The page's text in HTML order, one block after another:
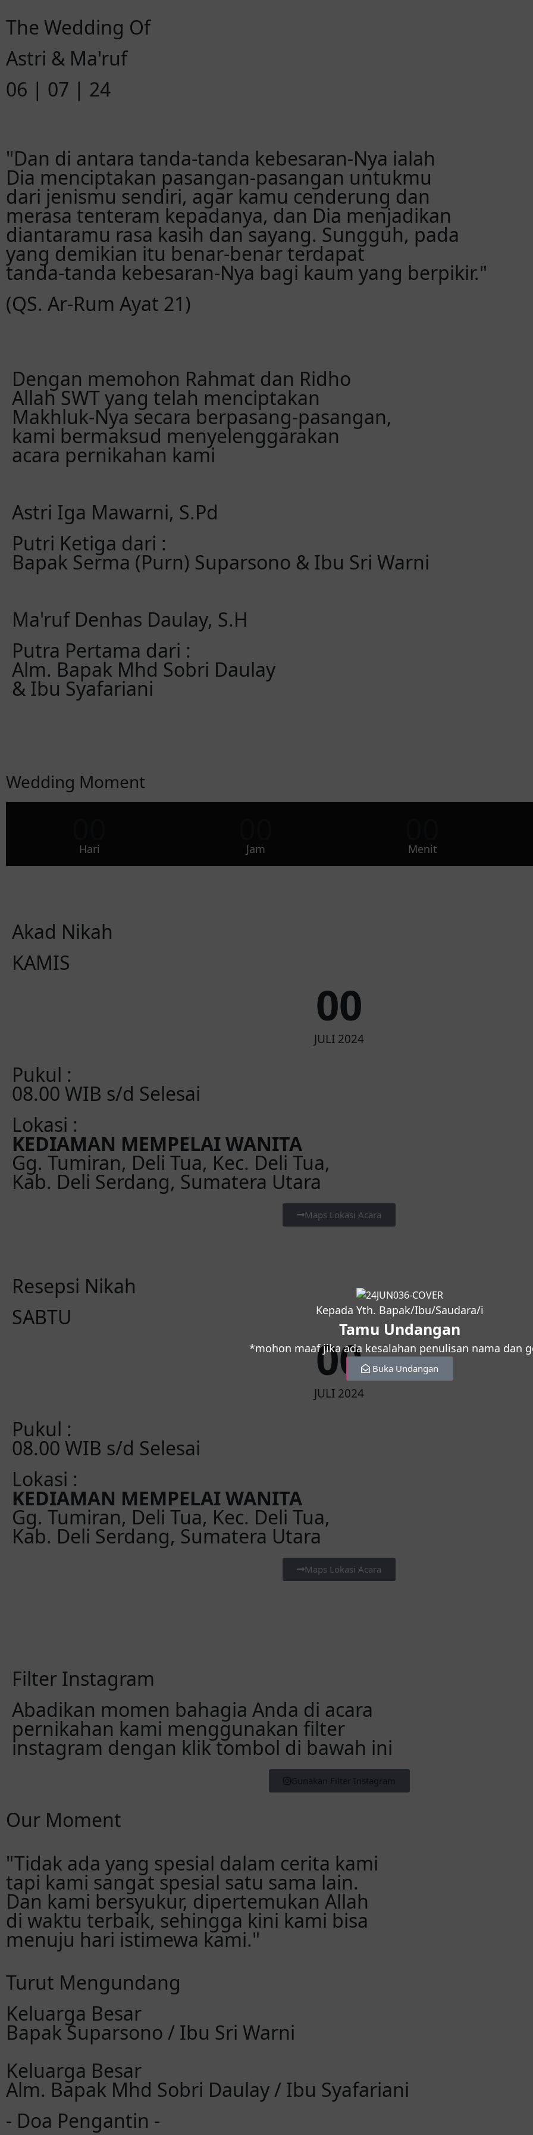
The Wedding Of
Astri & Ma'ruf
06 | 07 | 24
"Dan di antara tanda-tanda kebesaran-Nya ialah
Dia menciptakan pasangan-pasangan untukmu
dari jenismu sendiri, agar kamu cenderung dan
merasa tenteram kepadanya, dan Dia menjadikan
diantaramu rasa kasih dan sayang. Sungguh, pada
yang demikian itu benar-benar terdapat
tanda-tanda kebesaran-Nya bagi kaum yang berpikir."
(QS. Ar-Rum Ayat 21)
Dengan memohon Rahmat dan Ridho
Allah SWT yang telah menciptakan
Makhluk-Nya secara berpasang-pasangan,
kami bermaksud menyelenggarakan
acara pernikahan kami
Astri Iga Mawarni, S.Pd
Putri Ketiga dari :
Bapak Serma (Purn) Suparsono & Ibu Sri Warni
Ma'ruf Denhas Daulay, S.H
Putra Pertama dari :
Alm. Bapak Mhd Sobri Daulay
& Ibu Syafariani
Wedding Moment
Hari Jam Menit
Akad Nikah
KAMIS
JULI 2024
00
Pukul :
08.00 WIB s/d Selesai
Lokasi :
KEDIAMAN MEMPELAI WANITA
Gg. Tumiran, Deli Tua, Kec. Deli Tua,
Kab. Deli Serdang, Sumatera Utara
Maps Lokasi Acara
Resepsi Nikah
SABTU
JULI 2024
00
Pukul :
08.00 WIB s/d Selesai
Lokasi :
KEDIAMAN MEMPELAI WANITA
Gg. Tumiran, Deli Tua, Kec. Deli Tua,
Kab. Deli Serdang, Sumatera Utara
Maps Lokasi Acara
Filter Instagram
Abadikan momen bahagia Anda di acara
pernikahan kami menggunakan filter
instagram dengan klik tombol di bawah ini
Gunakan Filter Instagram
Our Moment
"Tidak ada yang spesial dalam cerita kami
tapi kami sangat spesial satu sama lain.
Dan kami bersyukur, dipertemukan Allah
di waktu terbaik, sehingga kini kami bisa
menuju hari istimewa kami."
Turut Mengundang
Keluarga Besar
Bapak Suparsono / Ibu Sri Warni
Keluarga Besar
Alm. Bapak Mhd Sobri Daulay / Ibu Syafariani
- Doa Pengantin -
Kepada Yth. Bapak/Ibu/Saudara/i
Tamu Undangan
*mohon maaf jika ada kesalahan penulisan nama dan
Buka Undangan